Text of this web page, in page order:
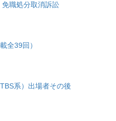
職処分取消訴訟
全39回）
系）出場者その後